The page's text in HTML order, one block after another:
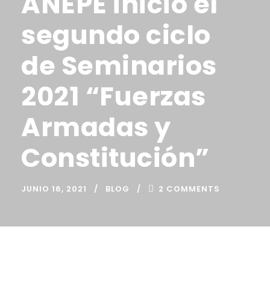
segundo ciclo
de Seminarios
2021 “Fuerzas
Armadas y
Constitución”
JUNIO 16, 2021 BLOG 2 COMMENTS